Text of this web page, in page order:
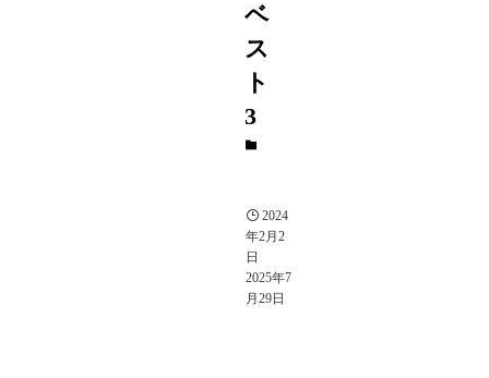
ベ
ス
ト
3
2024
年2月2
日
2025年7
月29日